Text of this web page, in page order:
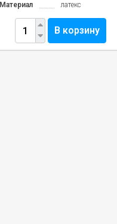
Материал
латекс
В корзину